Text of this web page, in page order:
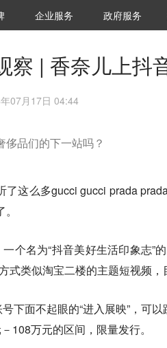
36Kr研究院
企业服务 城市之窗
政府服务 投
察 | 香奈儿上抖
07月17日 04:44
侈品们的下一站吗？
了这么多gucci gucci prada
个名为“抖音美好生活印象志”
式类似淘宝二楼的主题短视频
下面不起眼的“进入展映”，可
108万元的区间，限量发行。